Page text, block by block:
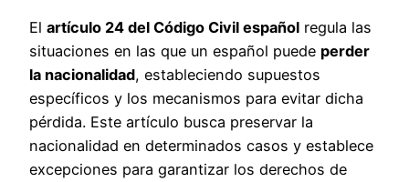
El artículo 24 del Código Civil español regula las
situaciones en las que un español puede perder
la nacionalidad, estableciendo supuestos
específicos y los mecanismos para evitar dicha
pérdida. Este artículo busca preservar la
nacionalidad en determinados casos y establece
excepciones para garantizar los derechos de